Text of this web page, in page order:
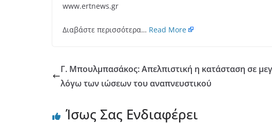
www.ertnews.gr
Διαβάστε περισσότερα… Read More
Γ. Μπουλμπασάκος: Απελπιστική η κατάσταση σε
λόγω των ιώσεων του αναπνευστικού
Ίσως Σας Ενδιαφέρει